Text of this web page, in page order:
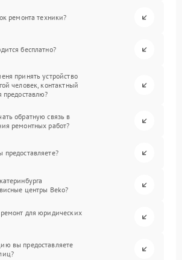
ремонта техники?
бесплатно?
принять устройство
человек, контактный
предоставлю?
обратную связь в
ремонтных работ?
центры Beko?
для юридических
вы предоставляете